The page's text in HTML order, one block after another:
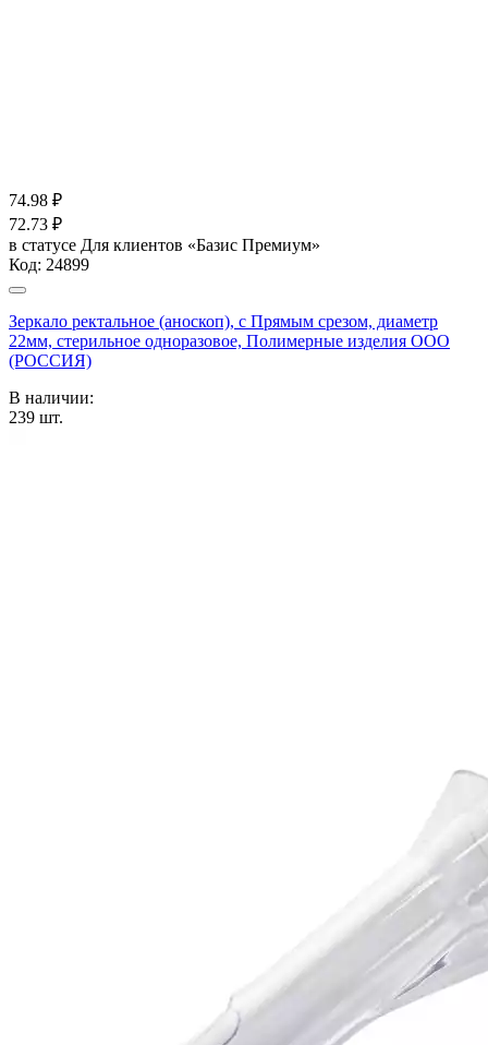
74.98 ₽
72.73 ₽
в статусе Для клиентов «Базис Премиум»
Код: 24899
Зеркало ректальное (аноскоп), с Прямым срезом, диаметр
22мм, стерильное одноразовое, Полимерные изделия OOO
(РОССИЯ)
В наличии:
239 шт.